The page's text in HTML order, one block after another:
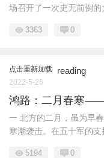
场召开了一次史无前例的
3363 0
点击重新加载 reading
2022-5-26
鸿路：二月春寒
一 北方的二月，虽为早
寒潮袭击。在五十军的支
5194 0